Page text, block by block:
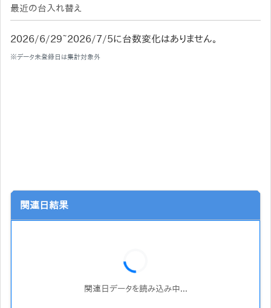
最近の台入れ替え
2026/6/29~2026/7/5に台数変化はありません。
※データ未登録日は集計対象外
関連日結果
関連日データを読み込み中...